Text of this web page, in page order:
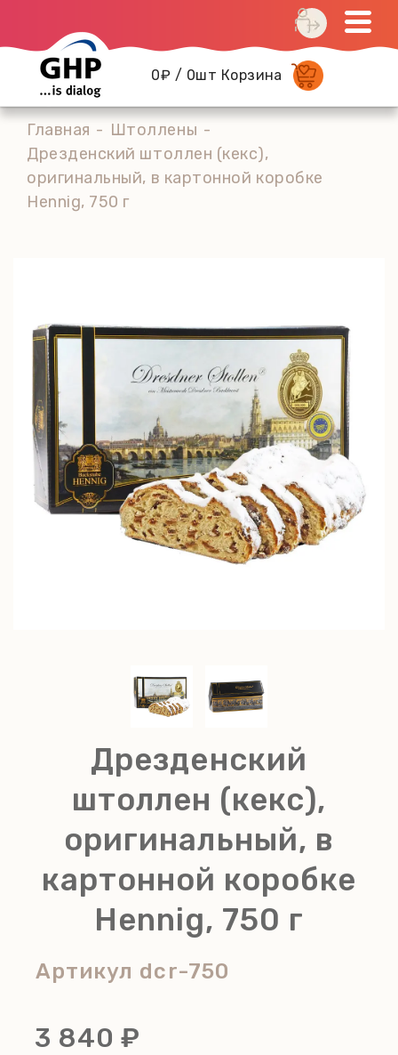
0₽ / 0шт Корзина
Главная
Штоллены
Дрезденский штоллен (кекс),
оригинальный, в картонной коробке
Hennig, 750 г
Дрезденский
штоллен (кекс),
оригинальный, в
картонной коробке
Hennig, 750 г
Артикул dcr-750
3 840 ₽